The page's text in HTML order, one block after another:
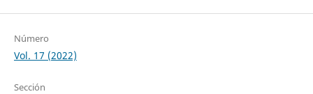
Número
Vol. 17 (2022)
Sección